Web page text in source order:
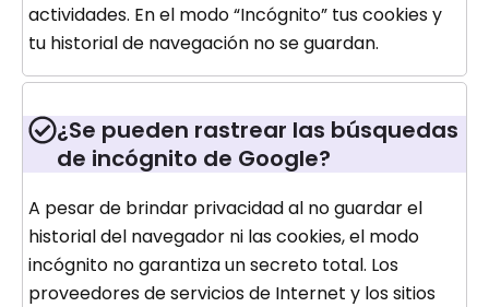
actividades. En el modo “Incógnito” tus cookies y
tu historial de navegación no se guardan.
¿Se pueden rastrear las búsquedas
de incógnito de Google?
A pesar de brindar privacidad al no guardar el
historial del navegador ni las cookies, el modo
incógnito no garantiza un secreto total. Los
proveedores de servicios de Internet y los sitios